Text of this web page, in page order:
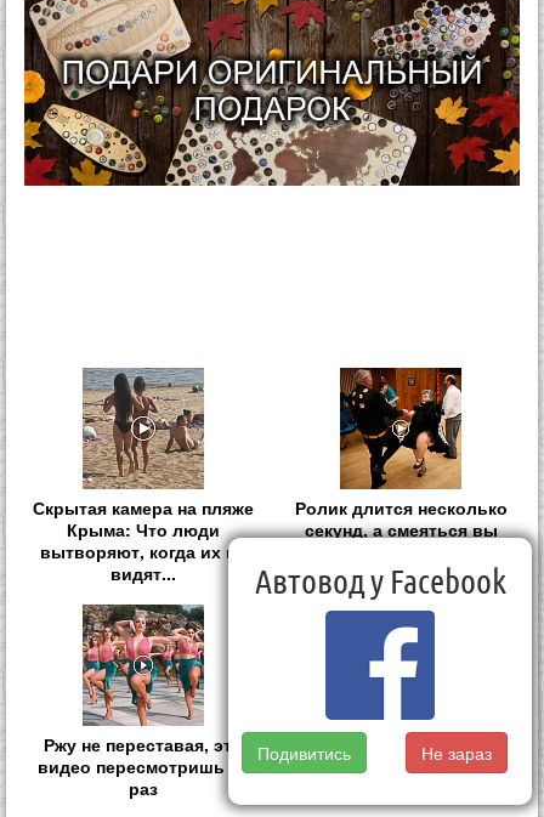
Скрытая камера на пляже
Крыма: Что люди
вытворяют, когда их не
видят...
Ролик длится несколько
секунд, а смеяться вы
Ржу не переставая, это
видео пересмотришь не
раз
Ролик длится пару секунд,
но вы будете в шоке от
Автовод у Facebook
Подивитись Не зараз